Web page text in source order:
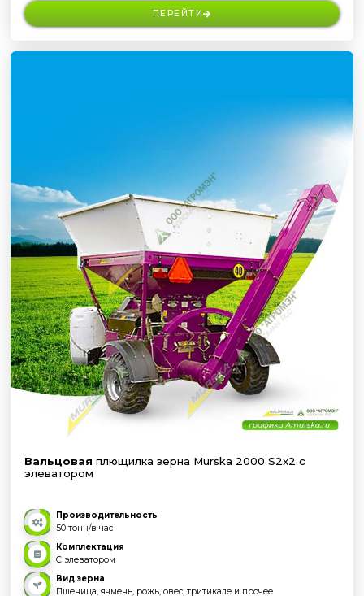
ПЕРЕЙТИ
Вальцовая плющилка зерна Murska 2000 S2x2 с
элеватором
Производительность
50 тонн/в час
Комплектация
С элеватором
Вид зерна
Пшеница, ячмень, рожь, овес, тритикале и прочее